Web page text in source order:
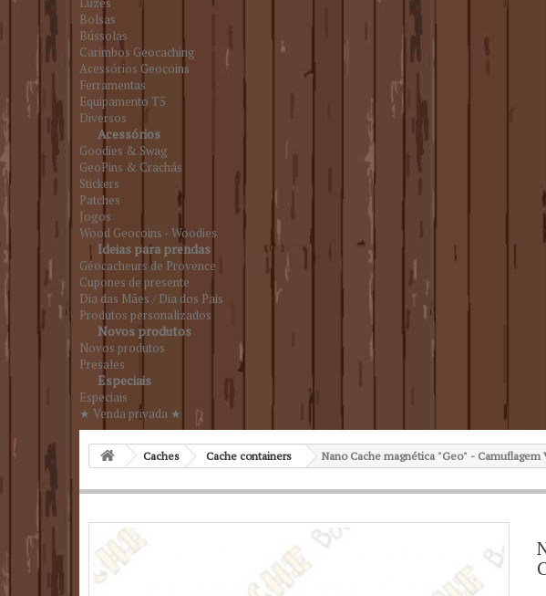
Bolsas
Bússolas
Carimbos Geocaching
Acessórios Geocoins
Ferramentas
Equipamento T5
Diversos
Acessórios
Goodies & Swag
GeoPins & Crachás
Stickers
Patches
Jogos
Wood Geocoins - Woodies
Ideias para prendas
Géocacheurs de Provence
Cupones de presente
Dia das Mães / Dia dos Pais
Produtos personalizados
Novos produtos
Novos produtos
Presales
Especiais
Especiais
★ Venda privada ★
Caches Cache containers Nano Cache magnética "Geo" - Camuflagem